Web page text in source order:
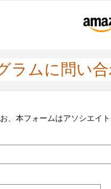
ラムに問い
、本フォームはアソシエイ